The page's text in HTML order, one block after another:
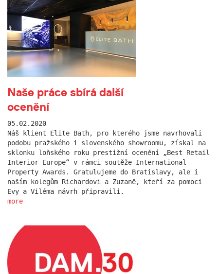
Naše práce sbírá další
ocenění
05.02.2020
Náš klient Elite Bath, pro kterého jsme navrhovali
podobu pražského i slovenského showroomu, získal na
sklonku loňského roku prestižní ocenění „Best Retail
Interior Europe“ v rámci soutěže International
Property Awards. Gratulujeme do Bratislavy, ale i
naším kolegům Richardovi a Zuzaně, kteří za pomoci
Evy a Viléma návrh připravili.
more